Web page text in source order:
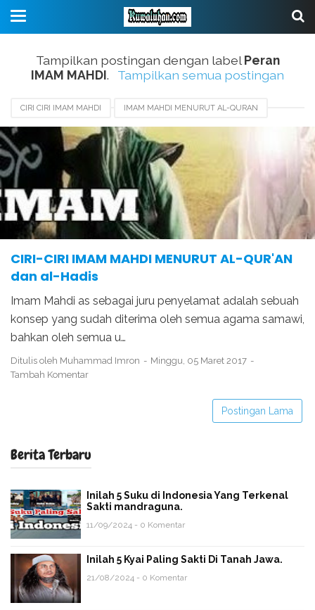
Tampilkan postingan dengan labelPeran
IMAM MAHDI. Tampilkan semua postingan
CIRI CIRI IMAM MAHDI IMAM MAHDI MENURUT AL-QURAN
KEDATANGAN IMAM MAHDI KE DUNIA KEMATIAN DAJJAL
PERAN IMAM MAHDI TUGAS NABI ISA
TURUNNYA DAJJAL KE BUMI TURUNNYA NABI ISA
CIRI-CIRI IMAM MAHDI MENURUT AL-QUR'AN
dan al-Hadis
Imam Mahdi as sebagai juru penyelamat adalah sebuah
konsep yang sudah diterima oleh semua agama samawi,
bahkan oleh semua u…
Ditulis oleh Muhammad Imron
Minggu, 05 Maret 2017
Tambah Komentar
Postingan Lama
Berita Terbaru
Inilah 5 Suku di Indonesia Yang Terkenal
Sakti mandraguna.
11/09/2024 - 0 Komentar
Inilah 5 Kyai Paling Sakti Di Tanah Jawa.
21/08/2024 - 0 Komentar